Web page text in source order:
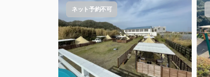
ネット予約不可